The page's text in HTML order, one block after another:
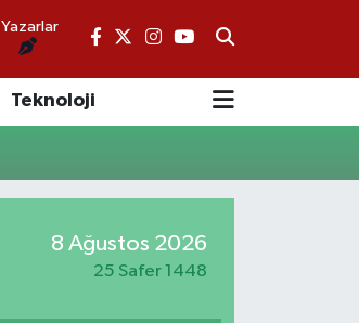
Yazarlar
Teknoloji
8 Ağustos 2026
25 Safer 1448